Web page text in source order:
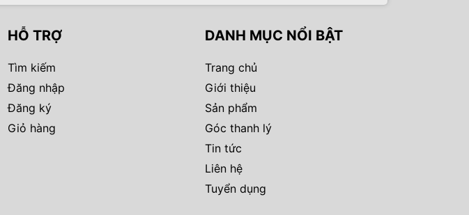
HỖ TRỢ
Tìm kiếm
Đăng nhập
Đăng ký
Giỏ hàng
DANH MỤC NỔI BẬT
Trang chủ
Giới thiệu
Sản phẩm
Góc thanh lý
Tin tức
Liên hệ
Tuyển dụng